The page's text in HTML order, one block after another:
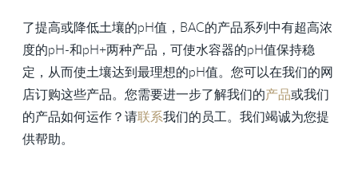
了提高或降低土壤的pH值，BAC的产品系列中有超高浓
度的pH-和pH+两种产品，可使水容器的pH值保持稳
定，从而使土壤达到最理想的pH值。您可以在我们的网
店订购这些产品。您需要进一步了解我们的产品或我们
的产品如何运作？请联系我们的员工。我们竭诚为您提
供帮助。